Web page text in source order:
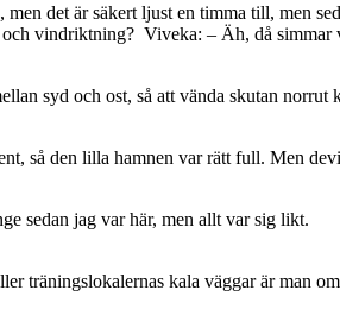
men det är säkert ljust en timma till, men
vindriktning? Viveka: – Äh, då simmar
syd och ost, så att vända skutan
så den lilla hamnen var rätt full. Men
sedan jag var här, men allt var sig likt.
träningslokalernas kala väggar är man